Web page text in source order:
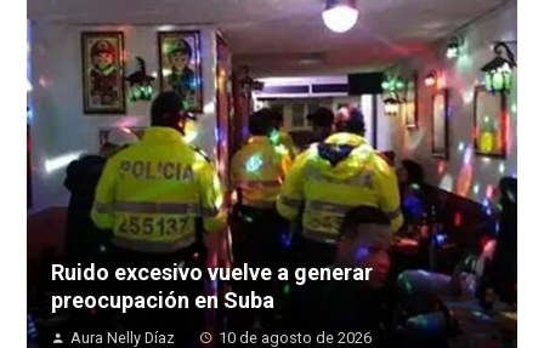
Ruido excesivo vuelve a generar
preocupación en Suba
Aura Nelly Díaz 10 de agosto de 2026